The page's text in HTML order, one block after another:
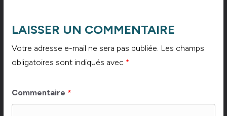
LAISSER UN COMMENTAIRE
Votre adresse e-mail ne sera pas publiée. Les champs
obligatoires sont indiqués avec *
Commentaire *